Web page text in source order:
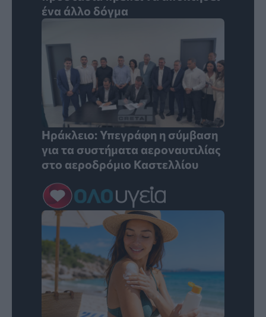
ένα άλλο δόγμα
Ηράκλειο: Υπεγράφη η σύμβαση
για τα συστήματα αεροναυτιλίας
στο αεροδρόμιο Καστελλίου